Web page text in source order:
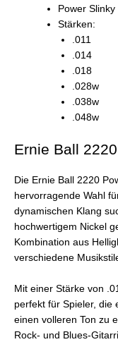
Power
Stärken:
.011
.014
.018
.028w
.038w
.048w
Ernie Ball
Die Ernie Ball 2220
hervorragende Wahl
dynamischen Klang
hochwertigem Nickel
Kombination aus
verschiedene
Mit einer Stärke von
perfekt für Spieler, die
einen volleren Ton zu
Rock- und Blues-